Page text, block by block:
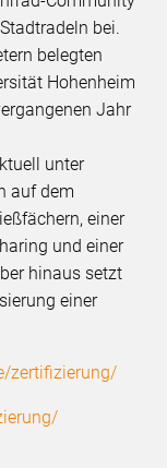
bei.
belegten
Hohenheim
Jahr
unter
auf dem
einer
und einer
hinaus setzt
einer
zertifizierung/